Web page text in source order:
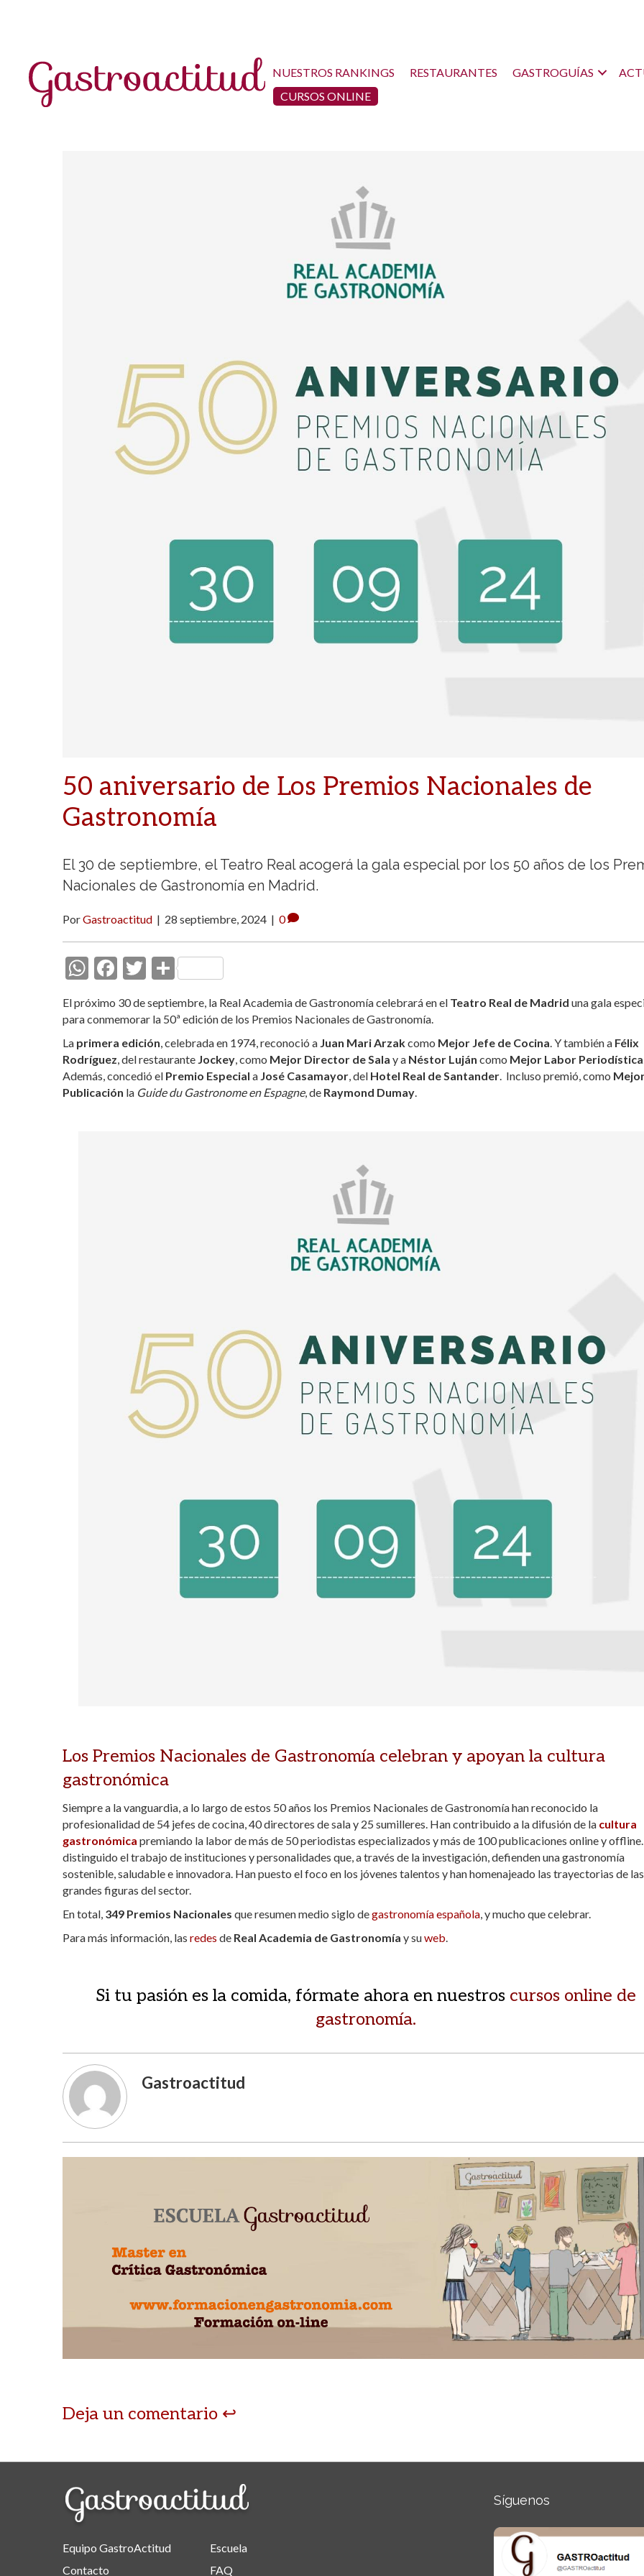
NUESTROS RANKINGS RESTAURANTES GASTROGUÍAS
CURSOS ONLINE
50 aniversario de Los Premios Nacionales de
Gastronomía
El 30 de septiembre, el Teatro Real acogerá la gala especial por los 50 años de los
Nacionales de Gastronomía en Madrid.
PorGastroactitud | 28 septiembre, 2024 | 0
W
at
s
A
p
p
F
e
b
o
o
k
T
itt
er
C
m
p
ar
ti
r
El próximo 30 de septiembre, la Real Academia de Gastronomía celebrará en el Teatro Real de Madrid una gala
para conmemorar la 50ª edición de los Premios Nacionales de Gastronomía.
La primera edición , celebrada en 1974, reconoció a Juan Mari Arzakcomo Mejor Jefe de Cocina . Y también a Félix
Rodríguez , del restaurante Jockey , como Mejor Director de Sala y a Néstor Luján como Mejor Labor Periodística
Además, concedió el Premio Especial a José Casamayor , del Hotel Real de Santander . Incluso premió, como
Publicación la Guide du Gastronome en Espagne, de Raymond Dumay
Los Premios Nacionales de Gastronomía celebran y apoyan la cultura
gastronómica
Siempre a la vanguardia, a lo largo de estos 50 años los Premios Nacionales de Gastronomía han reconocido la
profesionalidad de 54 jefes de cocina, 40 directores de sala y 25 sumilleres. Han contribuido a la difusión de la cultura
gastronómica premiando la labor de más de 50 periodistas especializados y más de 100 publicaciones online y
distinguido el trabajo de instituciones y personalidades que, a través de la investigación, defienden una gastronomía
sostenible, saludable e innovadora. Han puesto el foco en los jóvenes talentos y han homenajeado las trayectorias de las
grandes figuras del sector.
En total, 349 Premios Nacionales que resumen medio siglo degastronomía española , y mucho que celebrar.
Para más información, las redes de Real Academia de Gastronomía y suweb
Si tu pasión es la comida, fórmate ahora en nuestros cursos online de
gastronomía.
Gastroactitud
Deja un comentario
Equipo GastroActitud
Contacto
Escuela
FAQ
Síguenos